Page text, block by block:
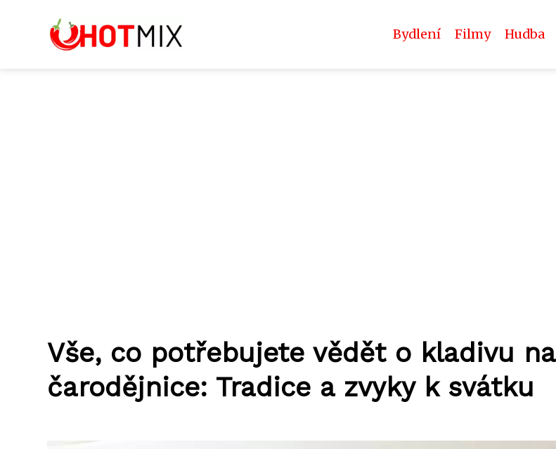
Bydlení Filmy Hudba
Vše, co potřebujete vědět o kladivu na
čarodějnice: Tradice a zvyky k svátku